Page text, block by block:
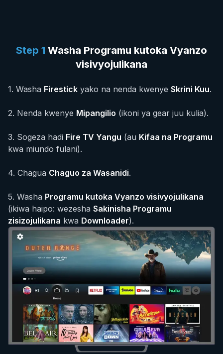
Step 1 Washa Programu kutoka Vyanzo
visivyojulikana
1. Washa Firestick yako na nenda kwenye Skrini Kuu.
2. Nenda kwenye Mipangilio (ikoni ya gear juu kulia).
3. Sogeza hadi Fire TV Yangu (au Kifaa na Programu
kwa miundo fulani).
4. Chagua Chaguo za Wasanidi.
5. Washa Programu kutoka Vyanzo visivyojulikana
(ikiwa haipo: wezesha Sakinisha Programu
zisizojulikana kwa Downloader).